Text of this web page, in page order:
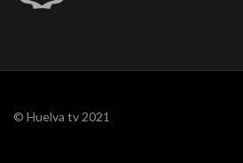
© Huelva tv 2021